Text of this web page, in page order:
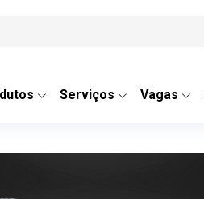
Serviços Vagas